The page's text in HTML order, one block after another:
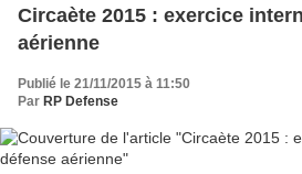
Circaète 2015 : exercice
aérienne
Publié le 21/11/2015 à 11:50
Par RP Defense